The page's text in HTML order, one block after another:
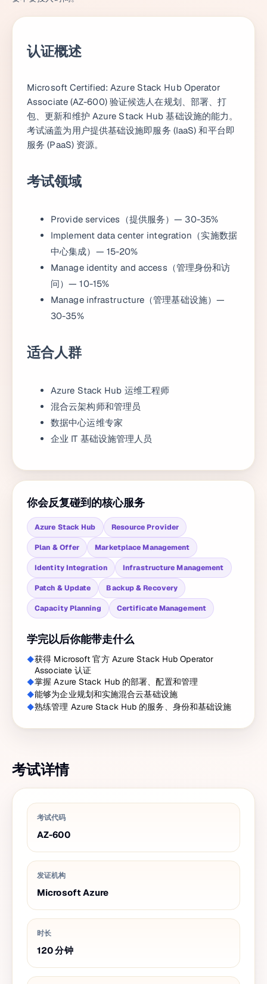
认证概述
Microsoft Certified: Azure Stack Hub Operator
Associate (AZ-600) 验证候选人在规划、部署、打
包、更新和维护 Azure Stack Hub 基础设施的能力。
考试涵盖为用户提供基础设施即服务 (IaaS) 和平台即
服务 (PaaS) 资源。
考试领域
Provide services（提供服务）— 30-35%
Implement data center integration（实施数据
中心集成）— 15-20%
Manage identity and access（管理身份和访
问）— 10-15%
Manage infrastructure（管理基础设施）—
30-35%
适合人群
Azure Stack Hub 运维工程师
混合云架构师和管理员
数据中心运维专家
企业 IT 基础设施管理人员
你会反复碰到的核心服务
Azure Stack Hub Resource Provider
Plan & Offer Marketplace Management
Identity Integration Infrastructure Management
Patch & Update Backup & Recovery
Capacity Planning Certificate Management
学完以后你能带走什么
获得 Microsoft 官方 Azure Stack Hub Operator
Associate 认证
掌握 Azure Stack Hub 的部署、配置和管理
能够为企业规划和实施混合云基础设施
熟练管理 Azure Stack Hub 的服务、身份和基础设施
考试详情
考试代码
AZ-600
发证机构
Microsoft Azure
时长
120分钟